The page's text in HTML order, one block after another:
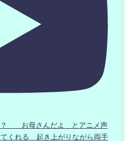
？ お母さんだよ とアニメ声
くれる 起き上がりながら両手